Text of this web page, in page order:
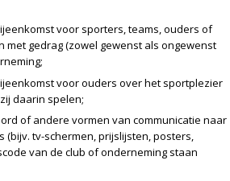
voor sporters, teams, ouders of
met gedrag (zowel gewenst als ongewenst
voor ouders over het sportplezier
daarin spelen;
of andere vormen van communicatie naar
tv-schermen, prijslijsten, posters,
van de club of onderneming staan